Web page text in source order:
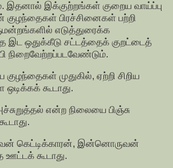
இதனால் இக்குற்றங்கள் குறைய வாய்ப்பு
குழந்தைகள் பிரச்சினைகள் பற்றி
எடுத்துரைக்க
இட ஒதுக்கீடு சட்டத்தைக் குறட்டைத்
நிறைவேற்றப்படவேண்டும்.
குழந்தைகள் முதுகில், ஏற்றி சிறிய
ஒடிக்கக் கூடாது.
என்ற நிலையை பிஞ்சு
கெட்டிக்காரன், இன்னொருவன்
ஊட்டக் கூடாது.